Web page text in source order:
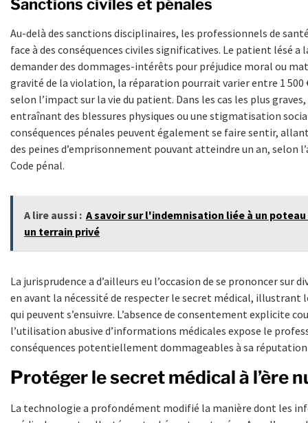
Sanctions civiles et pénales
Au-delà des sanctions disciplinaires, les professionnels de
face à des conséquences civiles significatives. Le patient lésé a
demander des dommages-intérêts pour préjudice moral ou
gravité de la violation, la réparation pourrait varier entre 1 500
selon l’impact sur la vie du patient. Dans les cas les plus
entraînant des blessures physiques ou une stigmatisation
conséquences pénales peuvent également se faire sentir, allant
des peines d’emprisonnement pouvant atteindre un an, selon
Code pénal.
A lire aussi : A savoir sur l'indemnisation liée à un
un terrain privé
La jurisprudence a d’ailleurs eu l’occasion de se prononcer sur
en avant la nécessité de respecter le secret médical, illustrant
qui peuvent s’ensuivre. L’absence de consentement explicite
l’utilisation abusive d’informations médicales expose le
conséquences potentiellement dommageables à sa réputation
Protéger le secret médical à l’ère
La technologie a profondément modifié la manière dont les